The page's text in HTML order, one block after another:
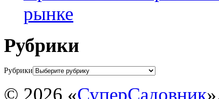
рынке
Рубрики
Рубрики
© 2026 «СуперСадовник